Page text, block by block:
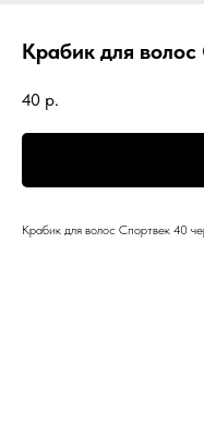
Крабик для
40 р.
Крабик для волос Спортвек 40